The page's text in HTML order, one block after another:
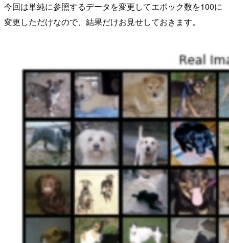
今回は単純に参照するデータを変更してエポック数を100に
変更しただけなので、結果だけお見せしておきます。